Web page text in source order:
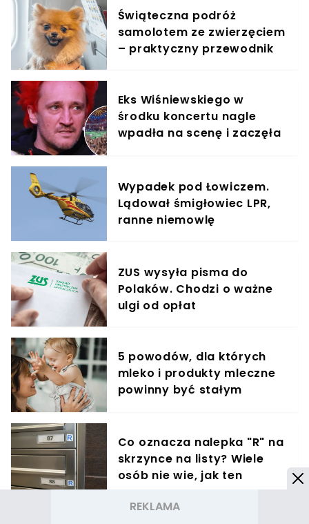
Świąteczna podróż
samolotem ze zwierzęciem
– praktyczny przewodnik
Eks Wiśniewskiego w
środku koncertu nagle
wpadła na scenę i zaczęła
Wypadek pod Łowiczem.
Lądował śmigłowiec LPR,
ranne niemowlę
ZUS wysyła pisma do
Polaków. Chodzi o ważne
ulgi od opłat
5 powodów, dla których
mleko i produkty mleczne
powinny być stałym
Co oznacza nalepka "R" na
skrzynce na listy? Wiele
osób nie wie, jak ten